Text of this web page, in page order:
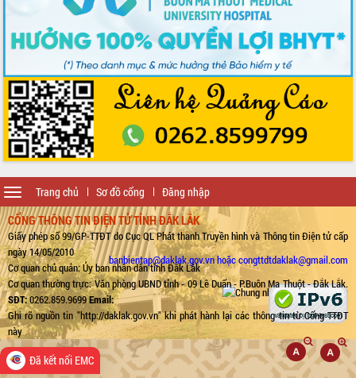
Trang chủ Sơ đồ cổng Đăng nhập
Toggle
navigation
CỔNG THÔNG TIN ĐIỆN TỬ TỈNH ĐẮK LẮK
Giấy phép số 99/GP-TTĐT do Cục QL Phát thanh Truyền hình và Thông tin Điện tử cấp
ngày 14/05/2010
Cơ quan chủ quản: Ủy ban nhân dân tỉnh Đắk Lắk
Cơ quan thường trực: Văn phòng UBND tỉnh - 09 Lê Duẩn - P.Buôn Ma Thuột - Đắk Lắk.
SĐT:0262.859.9699Email:
banbientap@daklak.gov.vn hoặc congttdtdaklak@gmail.com
Ghi rõ nguồn tin "http://daklak.gov.vn" khi phát hành lại các thông tin từ Cổng TTĐT
này
Đã kết nối EMC